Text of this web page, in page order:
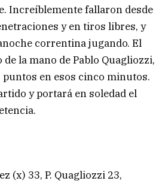
Increíblemente fallaron desde
y en tiros libres, y
correntina jugando. El
la mano de Pablo Quagliozzi,
puntos en esos cinco minutos.
y portará en soledad el
(x) 33, P. Quagliozzi 23,